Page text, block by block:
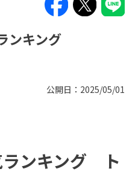
ビス
ンキング
公開日：2025/05/01
ランキング ト